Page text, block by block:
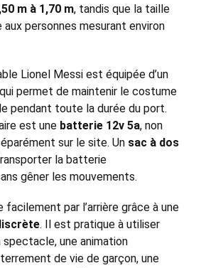
m à 1,70 m, tandis que la taille
personnes mesurant environ
Lionel Messi est équipée d’un
permet de maintenir le costume
pendant toute la durée du port.
est une batterie 12v 5a, non
sur le site. Un sac à dos
la batterie
gêner les mouvements.
facilement par l’arrière grâce à une
. Il est pratique à utiliser
spectacle, une animation
de vie de garçon, une